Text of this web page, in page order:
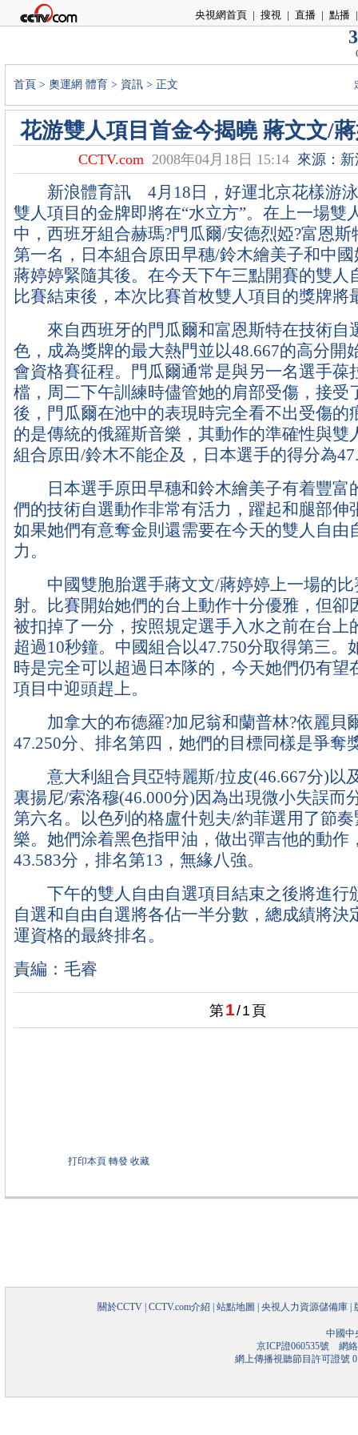
央視網首頁 | 搜視 | 直播 | 點播 |
首頁 > 奧運網 體育 > 資訊 > 正文
花游雙人項目首金今揭曉 蔣文文/
CCTV.com 2008年04月18日 15:14來源：
新浪體育訊 4月18日，好運北京花樣游泳
雙人項目的金牌即將在“水立方”。在上一場雙
中，西班牙組合赫瑪?門瓜爾/安德烈婭?富恩
第一名，日本組合原田早穗/鈴木繪美子和中
蔣婷婷緊隨其後。在今天下午三點開賽的雙人
比賽結束後，本次比賽首枚雙人項目的獎牌將
來自西班牙的門瓜爾和富恩斯特在技術自
色，成為獎牌的最大熱門並以48.667的高分開
會資格賽征程。門瓜爾通常是與另一名選手葆
檔，周二下午訓練時儘管她的肩部受傷，接受
後，門瓜爾在池中的表現時完全看不出受傷的
的是傳統的俄羅斯音樂，其動作的準確性與雙
組合原田/鈴木不能企及，日本選手的得分為
日本選手原田早穗和鈴木繪美子有着豐富
們的技術自選動作非常有活力，躍起和腿部伸
如果她們有意奪金則還需要在今天的雙人自由
力。
中國雙胞胎選手蔣文文/蔣婷婷上一場的比
射。比賽開始她們的台上動作十分優雅，但卻
被扣掉了一分，按照規定選手入水之前在台上
超過10秒鐘。中國組合以47.750分取得第三。
時是完全可以超過日本隊的，今天她們仍有望
項目中迎頭趕上。
加拿大的布德羅?加尼翁和蘭普林?依麗貝
47.250分、排名第四，她們的目標同樣是爭奪
意大利組合貝亞特麗斯/拉皮(46.667分)以
裏揚尼/索洛穆(46.000分)因為出現微小失誤而
第六名。以色列的格盧什剋夫/約菲選用了節
樂。她們涂着黑色指甲油，做出彈吉他的動作
43.583分，排名第13，無緣八強。
下午的雙人自由自選項目結束之後將進行
自選和自由自選將各佔一半分數，總成績將決
運資格的最終排名。
責編：毛睿
第1/1頁
打印本頁 轉發 收藏
關於CCTV CCTV.com介紹 站點地圖 央視人力資源儲備庫
中國中
京ICP證060535號網絡
網上傳播視聽節目許可證號